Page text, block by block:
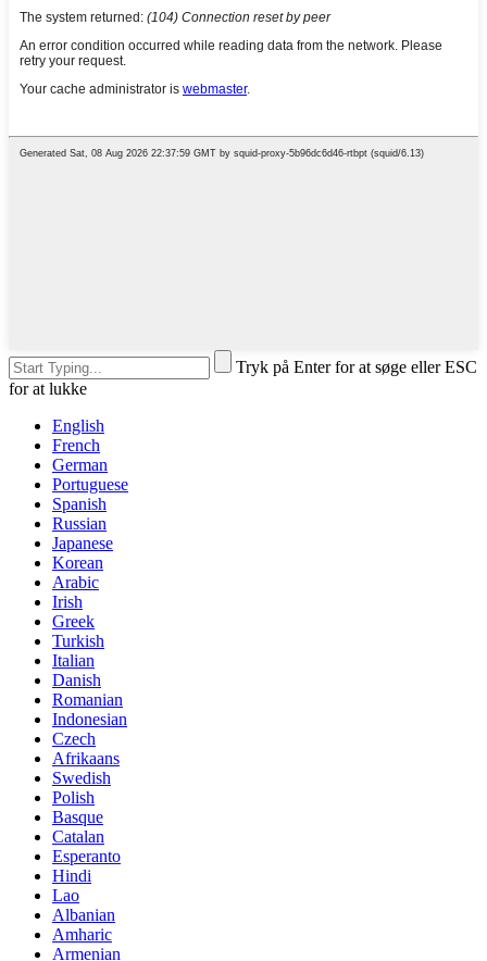
Tryk på Enter for at søge eller ESC
for at lukke
English
French
German
Portuguese
Spanish
Russian
Japanese
Korean
Arabic
Irish
Greek
Turkish
Italian
Danish
Romanian
Indonesian
Czech
Afrikaans
Swedish
Polish
Basque
Catalan
Esperanto
Hindi
Lao
Albanian
Amharic
Armenian